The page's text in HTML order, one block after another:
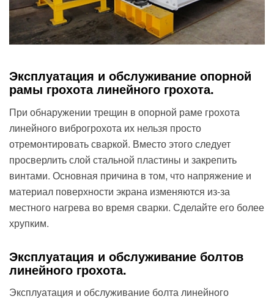
Эксплуатация и обслуживание опорной
рамы грохота линейного грохота.
При обнаружении трещин в опорной раме грохота
линейного виброгрохота их нельзя просто
отремонтировать сваркой. Вместо этого следует
просверлить слой стальной пластины и закрепить
винтами. Основная причина в том, что напряжение и
материал поверхности экрана изменяются из-за
местного нагрева во время сварки. Сделайте его более
хрупким.
Эксплуатация и обслуживание болтов
линейного грохота.
Эксплуатация и обслуживание болта линейного